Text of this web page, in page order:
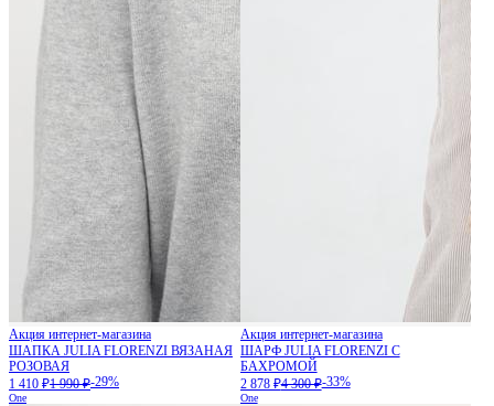
Акция интернет-магазина
ШАПКА JULIA FLORENZI ВЯЗАНАЯ
РОЗОВАЯ
1 410 ₽1 990 ₽-29%
One
Акция интернет-магазина
ШАРФ JULIA FLORENZI С
БАХРОМОЙ
2 878 ₽4 300 ₽-33%
One